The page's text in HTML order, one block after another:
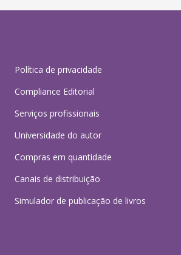
Política de privacidade
Compliance Editorial
Serviços profissionais
Universidade do autor
Compras em quantidade
Canais de distribuição
Simulador de publicação de livros